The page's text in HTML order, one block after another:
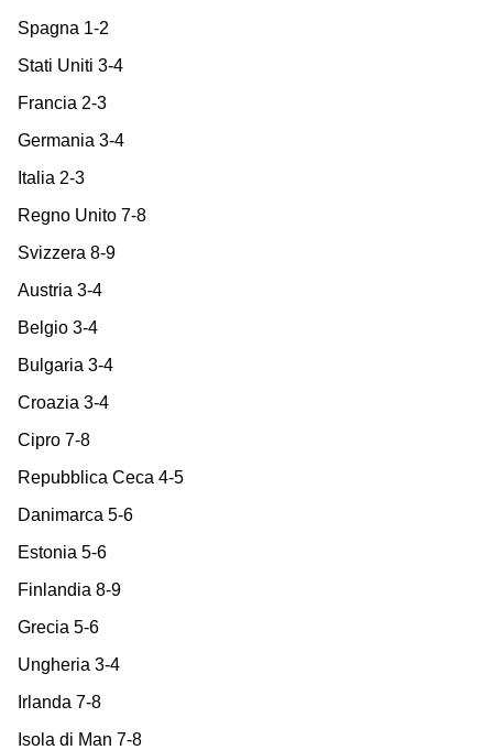
Spagna 1-2
Stati Uniti 3-4
Francia 2-3
Germania 3-4
Italia 2-3
Regno Unito 7-8
Svizzera 8-9
Austria 3-4
Belgio 3-4
Bulgaria 3-4
Croazia 3-4
Cipro 7-8
Repubblica Ceca 4-5
Danimarca 5-6
Estonia 5-6
Finlandia 8-9
Grecia 5-6
Ungheria 3-4
Irlanda 7-8
Isola di Man 7-8